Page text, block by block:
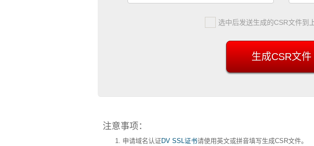
选中后发送生成的CSR文件到
注意事项：
申请域名认证DV SSL证书请使用英文或拼音填写生成CSR文件。